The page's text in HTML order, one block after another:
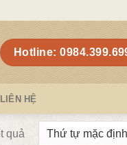
Hotline:
LIÊN HỆ
quả